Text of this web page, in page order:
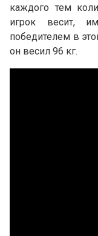
каждого тем
игрок весит,
победителем в
он весил 96 кг.